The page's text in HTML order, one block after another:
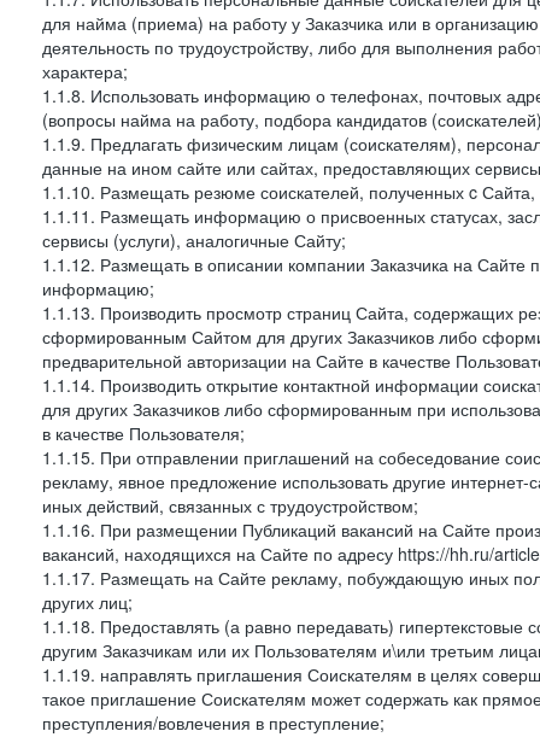
для найма (приема) на работу у Заказчика или в
деятельность по трудоустройству, либо для выполнения
характера;
1.1.8. Использовать информацию о телефонах, почтовых
(вопросы найма на работу, подбора кандидатов
1.1.9. Предлагать физическим лицам (соискателям),
данные на ином сайте или сайтах, предоставляющих
1.1.10. Размещать резюме соискателей, полученных c
1.1.11. Размещать информацию о присвоенных статусах,
сервисы (услуги), аналогичные Сайту;
1.1.12. Размещать в описании компании Заказчика на Сайте
информацию;
1.1.13. Производить просмотр страниц Сайта, содержащих
сформированным Сайтом для других Заказчиков либо
предварительной авторизации на Сайте в качестве
1.1.14. Производить открытие контактной информации
для других Заказчиков либо сформированным при
в качестве Пользователя;
1.1.15. При отправлении приглашений на собеседование
рекламу, явное предложение использовать другие
иных действий, связанных с трудоустройством;
1.1.16. При размещении Публикаций вакансий на Сайте
вакансий, находящихся на Сайте по адресу https://hh.ru/
1.1.17. Размещать на Сайте рекламу, побуждающую иных
других лиц;
1.1.18. Предоставлять (а равно передавать)
другим Заказчикам или их Пользователям и\или третьим
1.1.19. направлять приглашения Соискателям в целях
такое приглашение Соискателям может содержать как
преступления/вовлечения в преступление;